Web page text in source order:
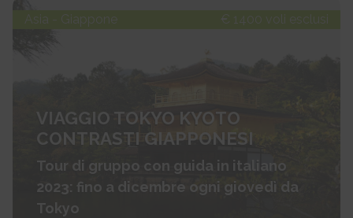
Asia - Giappone € 1400 voli esclusi
VIAGGIO TOKYO KYOTO
CONTRASTI GIAPPONESI
Tour di gruppo con guida in italiano
2023: fino a dicembre ogni giovedì da
Tokyo